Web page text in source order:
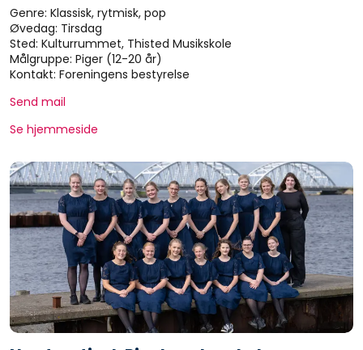
Genre: Klassisk, rytmisk, pop
Øvedag: Tirsdag
Sted: Kulturrummet, Thisted Musikskole
Målgruppe: Piger (12-20 år)
Kontakt: Foreningens bestyrelse
Send mail
Se hjemmeside